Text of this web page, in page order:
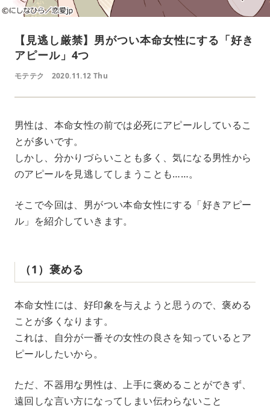
【見逃し厳禁】男がつい本命女性にする「好き
アピール」4つ
モテテク 2020.11.12 Thu
男性は、本命女性の前では必死にアピールしているこ
とが多いです。
しかし、分かりづらいことも多く、気になる男性から
のアピールを見逃してしまうことも……。
そこで今回は、男がつい本命女性にする「好きアピー
ル」を紹介していきます。
（1）褒める
本命女性には、好印象を与えようと思うので、褒める
ことが多くなります。
これは、自分が一番その女性の良さを知っているとア
ピールしたいから。
ただ、不器用な男性は、上手に褒めることができず、
遠回しな言い方になってしまい伝わらないこと